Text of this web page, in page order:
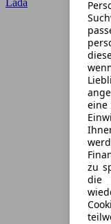
Lada
eine
zu
die